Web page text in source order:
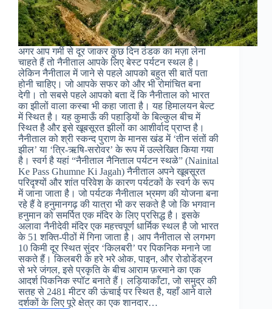
अगर आप गर्मी से दूर जाकर कुछ दिन ठंडक का मज़ा लेना
चाहते हैं तो नैनीताल आपके लिए बेस्ट पर्यटन स्थल है।
लेकिन नैनीताल में जाने से पहले आपको बहुत सी बातें पता
होनी चाहिए। जो आपके सफर को और भी रोमांचित बना
देगी। तो सबसे पहले आपको बता दें कि नैनीताल को भारत
का झीलों वाला कस्बा भी कहा जाता है। यह हिमालयन बेल्ट
में स्थित है। यह कुमाऊँ की पहाड़ियों के बिल्कुल बीच में
स्थित है और इसे खूबसूरत झीलों का आशीर्वाद प्राप्त है।
नैनीताल को श्री स्कन्द पुराण के मानस खंड में ‘तीन संतों की
झील’ या ‘त्रि-ऋषि-सरोवर’ के रूप में उल्लेखित किया गया
है। स्वर्ग है यहां “नैनीताल नैनिताल पर्यटन स्थळे” (Nainital
Ke Pass Ghumne Ki Jagah) नैनीताल अपने खूबसूरत
परिदृश्यों और शांत परिवेश के कारण पर्यटकों के स्वर्ग के रूप
में जाना जाता है। जो पर्यटक नैनीताल भ्रमण की योजना बना
रहे हैं वे हनुमानगढ़ की यात्रा भी कर सकते है जो कि भगवान
हनुमान को समर्पित एक मंदिर के लिए प्रसिद्ध है। इसके
अलावा नैनीदेवी मंदिर एक महत्त्वपूर्ण धार्मिक स्थल है जो भारत
के 51 शक्ति-पीठों में गिना जाता है। आप नैनीताल से लगभग
10 किमी दूर स्थित सुंदर ‘किलबरी’ पर पिकनिक मनाने जा
सकते हैं। किलबरी के हरे भरे ओक, पाइन, और रोडोडेंड्रन
से भरे जंगल, इसे प्रकृति के बीच आराम फ़रमाने का एक
आदर्श पिकनिक स्पॉट बनाते हैं। लड़ियाकाँटा, जो समुद्र की
सतह से 2481 मीटर की ऊंचाई पर स्थित है, यहाँ आने वाले
दर्शकों के लिए पूरे क्षेत्र का एक शानदार…